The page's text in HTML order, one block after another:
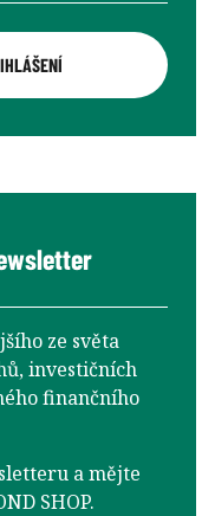
ze světa
investičních
finančního
a mějte
SHOP.